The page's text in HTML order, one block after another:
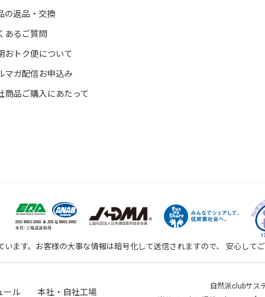
の返品・交換
あるご質問
おトク便について
マガ配信お申込み
商品ご購入にあたって
います。お客様の大事な情報は暗号化して送信されますので、 安心してご
ール 本社・自社工場
自然派clubサス